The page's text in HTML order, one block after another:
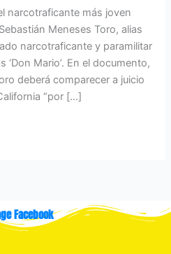
narcotraficante más joven
Meneses Toro, alias
narcotraficante y paramilitar
‘Don Mario’. En el documento,
deberá comparecer a juicio
“por […]
Facebook